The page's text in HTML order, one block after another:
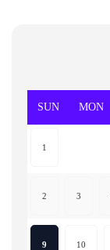
SUN MON
1
2 3
9 10